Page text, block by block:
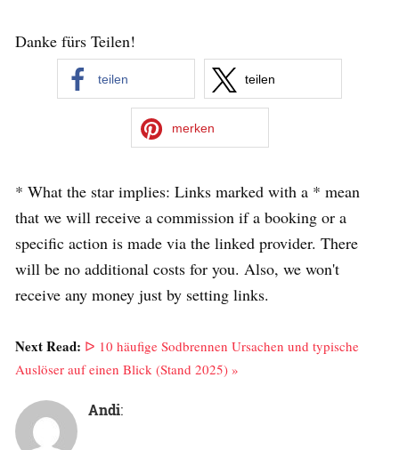
Danke fürs Teilen!
teilen teilen
merken
* What the star implies: Links marked with a * mean
that we will receive a commission if a booking or a
specific action is made via the linked provider. There
will be no additional costs for you. Also, we won't
receive any money just by setting links.
Next Read: ᐅ 10 häufige Sodbrennen Ursachen und typische
Auslöser auf einen Blick (Stand 2025) »
Andi: